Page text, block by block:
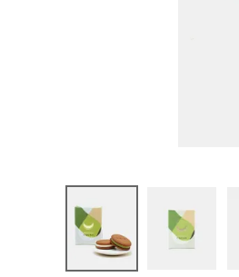
CATEGORY
ナチュラル服